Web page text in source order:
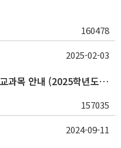
160478
☆ 주제탐구세미나3 폐지 및 대체교과목 안내 (2025학년도 1학기부터)
157035
2025-02-03
2024-09-11